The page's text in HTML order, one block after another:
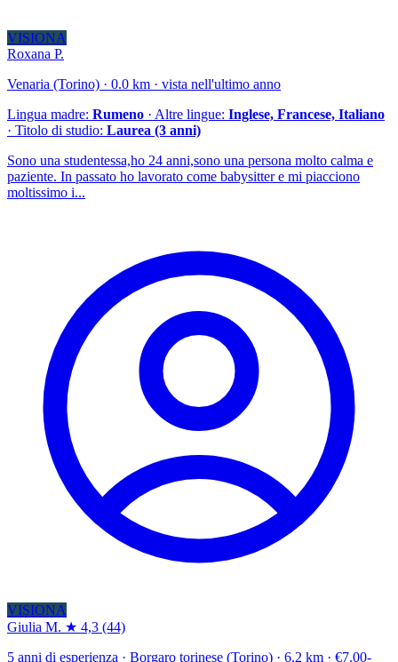
VISIONA
Roxana P.
Venaria (Torino) · 0.0 km · vista nell'ultimo anno
Lingua madre: Rumeno · Altre lingue: Inglese, Francese, Italiano
· Titolo di studio: Laurea (3 anni)
Sono una studentessa,ho 24 anni,sono una persona molto calma e
paziente. In passato ho lavorato come babysitter e mi piacciono
moltissimo i...
VISIONA
Giulia M. ★ 4,3 (44)
5 anni di esperienza · Borgaro torinese (Torino) · 6.2 km · €7.00-